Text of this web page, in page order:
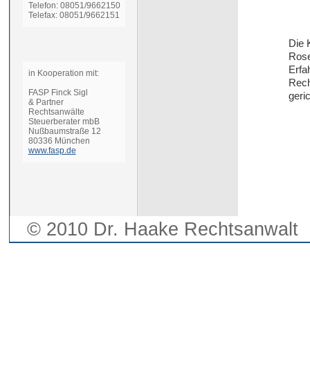
Telefon: 08051/9662150
Telefax: 08051/9662151
in Kooperation mit:
FASP Finck Sigl
& Partner
Rechtsanwälte
Steuerberater mbB
Nußbaumstraße 12
80336 München
www.fasp.de
Die
© 2010 Dr. Haake Rechtsanwalt